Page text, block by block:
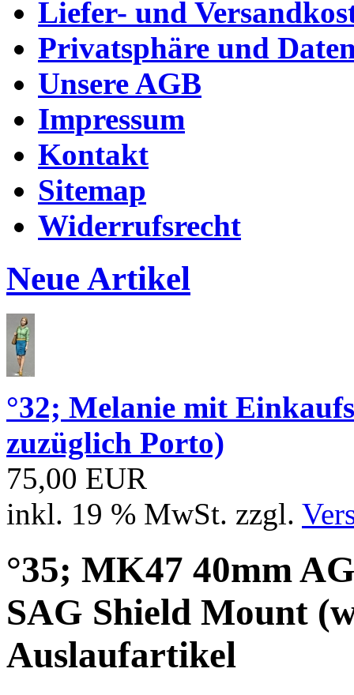
Liefer- und
Privatsphäre und
Unsere AGB
Impressum
Kontakt
Sitemap
Widerrufsrecht
Neue Artikel
°32; Melanie mit
zuzüglich Porto)
75,00 EUR
inkl. 19 % MwSt. zzgl.
°35; MK47 40mm
SAG Shield Mount
Auslaufartikel